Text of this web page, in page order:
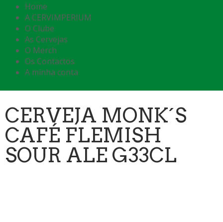
Home
A CERVIMPERIUM
O Clube
As Cervejas
O Merch
Os Contactos
A minha conta
CERVEJA MONK´S
CAFÉ FLEMISH
SOUR ALE G33CL